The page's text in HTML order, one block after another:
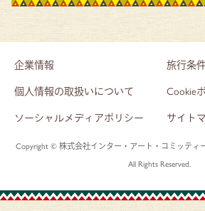
企業情報
旅行条
個人情報の取扱いについて
Cookie
ソーシャルメディアポリシー
サイト
Copyright © 株式会社インター・アート・コミッティ
All Rights Reserved.